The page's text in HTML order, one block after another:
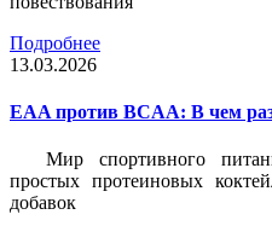
Подробнее
13.03.2026
EAA против BCAA: В чем
Мир спортивного
простых протеиновых
добавок